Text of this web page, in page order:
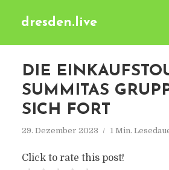
dresden.live
DIE
SUMMITAS
SICH FORT
29. Dezember 2023 1 Min.
Click to rate this post!